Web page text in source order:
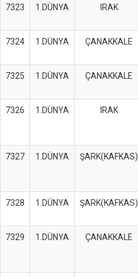
7323 1.DÜNYA IRAK
7324 1.DÜNYA ÇANAKKALE
7325 1.DÜNYA ÇANAKKALE
7326 1.DÜNYA IRAK
7327 1.DÜNYA ŞARK(KAFKAS)
7328 1.DÜNYA ŞARK(KAFKAS)
7329 1.DÜNYA ÇANAKKALE